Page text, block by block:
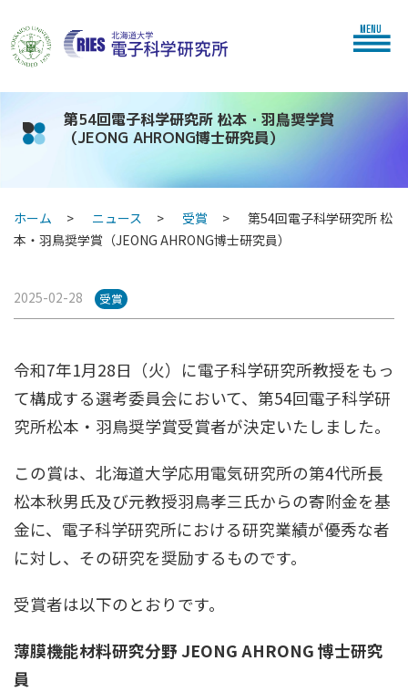
MENU
第54回電子科学研究所 松本・羽鳥奨学賞
（JEONG AHRONG博士研究員）
ホーム ニュース 受賞
第54回電子科学研究所 松
本・羽鳥奨学賞（JEONG AHRONG博士研究員）
2025-02-28 受賞
令和7年1月28日（火）に電子科学研究所教授をもっ
て構成する選考委員会において、第54回電子科学研
究所松本・羽鳥奨学賞受賞者が決定いたしました。
この賞は、北海道大学応用電気研究所の第4代所長
松本秋男氏及び元教授羽鳥孝三氏からの寄附金を基
金に、電子科学研究所における研究業績が優秀な者
に対し、その研究を奨励するものです。
受賞者は以下のとおりです。
薄膜機能材料研究分野 JEONG AHRONG 博士研究
員